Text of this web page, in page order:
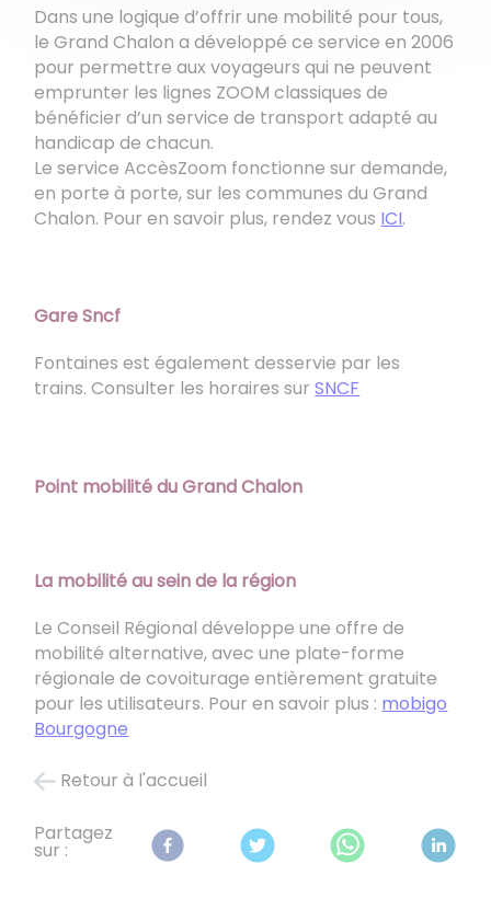
Dans une logique d’offrir une mobilité pour tous,
le Grand Chalon a développé ce service en 2006
pour permettre aux voyageurs qui ne peuvent
emprunter les lignes ZOOM classiques de
bénéficier d’un service de transport adapté au
handicap de chacun.
Le service AccèsZoom fonctionne sur demande,
en porte à porte, sur les communes du Grand
Chalon. Pour en savoir plus, rendez vous ICI.
Gare Sncf
Fontaines est également desservie par les
trains. Consulter les horaires surSNCF
Point mobilité du Grand Chalon
La mobilité au sein de la région
Le Conseil Régional développe une offre de
mobilité alternative, avec une plate-forme
régionale de covoiturage entièrement gratuite
pour les utilisateurs. Pour en savoir plus : mobigo
Bourgogne
Retour à l'accueil
Partagez
sur :